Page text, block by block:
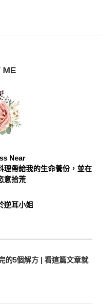
ME
Near
理帶給我的生命養份，並在
意拾荒
逆耳小姐
的5個解方 | 看這篇文章就